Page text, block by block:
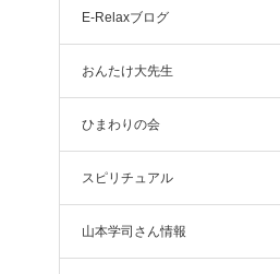
E-Relaxブログ
おんたけ大先生
ひまわりの会
スピリチュアル
山本学司さん情報